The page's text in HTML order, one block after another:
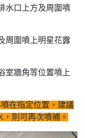
水口上方及周圍噴
周圍噴上明星花露
室牆角等位置噴上
噴在指定位置，建議
則可再次噴補。